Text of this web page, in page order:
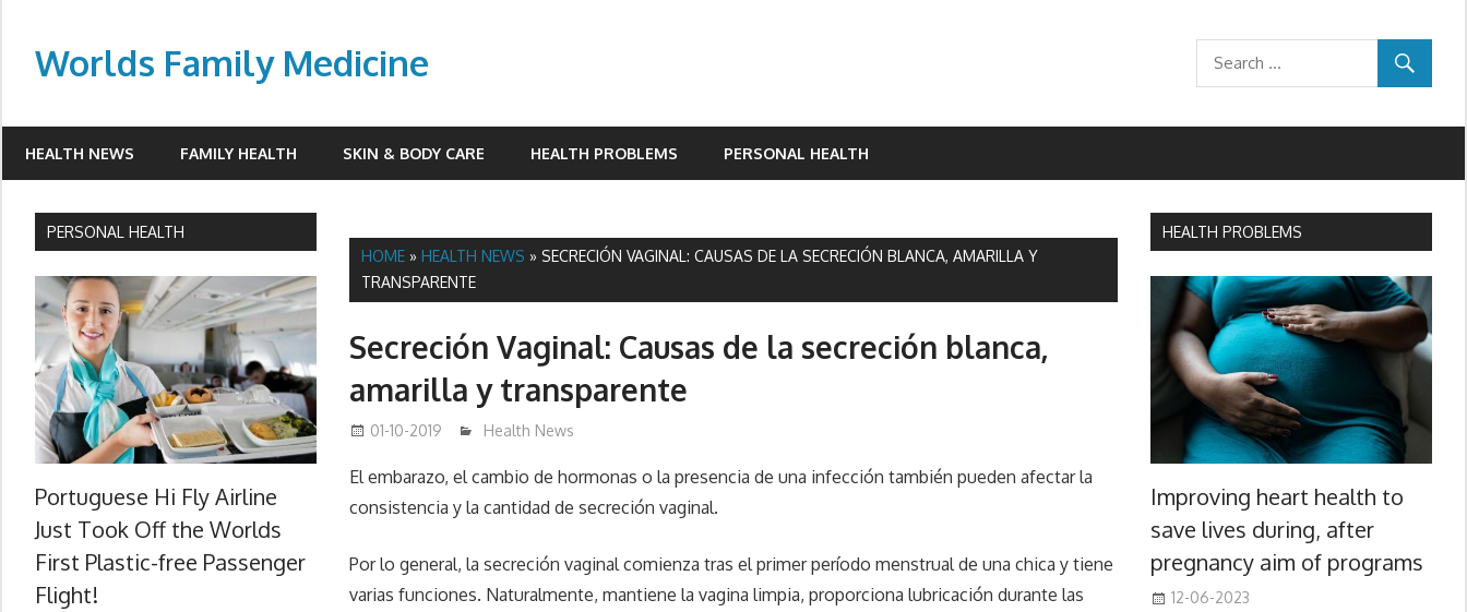
contentWorlds Family Medicine
HEALTH NEWS FAMILY HEALTH SKIN & BODY CARE HEALTH PROBLEMS PERSONAL HEALTH
HOME »HEALTH NEWS » SECRECIÓN VAGINAL: CAUSAS DE LA SECRECIÓN BLANCA, AMARILLA Y
TRANSPARENTE
Secreción Vaginal: Causas de la secreción blanca,
amarilla y transparente
01-10-2019 mediabest
Health News
El embarazo, el cambio de hormonas o la presencia de una infección también pueden afectar la
consistencia y la cantidad de secreción vaginal.
Por lo general, la secreción vaginal comienza tras el primer período menstrual de una chica y tiene
varias funciones. Naturalmente, mantiene la vagina limpia, proporciona lubricación durante las
PERSONAL HEALTH
Portuguese Hi Fly Airline
Just Took Off the Worlds
First Plastic-free Passenger
Flight!
HEALTH PROBLEMS
Improving heart health to
save lives during, after
pregnancy aim of programs
12-06-2023